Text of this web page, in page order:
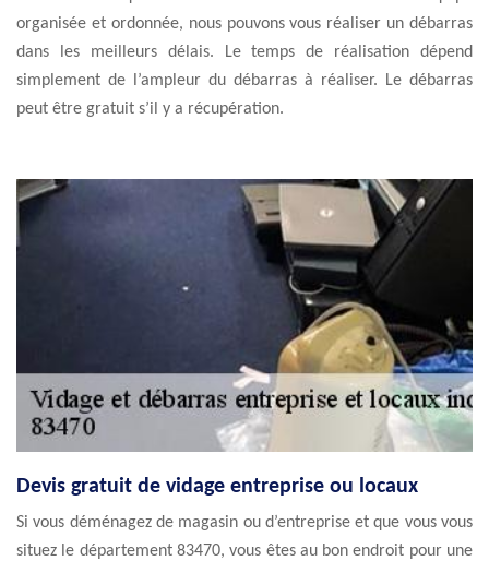
organisée et ordonnée, nous pouvons vous réaliser un débarras
dans les meilleurs délais. Le temps de réalisation dépend
simplement de l’ampleur du débarras à réaliser. Le débarras
peut être gratuit s’il y a récupération.
Devis gratuit de vidage entreprise ou locaux
Si vous déménagez de magasin ou d’entreprise et que vous vous
situez le département 83470, vous êtes au bon endroit pour une